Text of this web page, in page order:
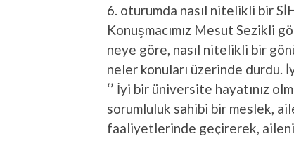
6. oturumda nasıl nitelikli bir
Konuşmacımız Mesut Sezikli
neye göre, nasıl nitelikli bir
neler konuları üzerinde durdu.
‘’ İyi bir üniversite hayatınız
sorumluluk sahibi bir meslek,
faaliyetlerinde geçirerek,